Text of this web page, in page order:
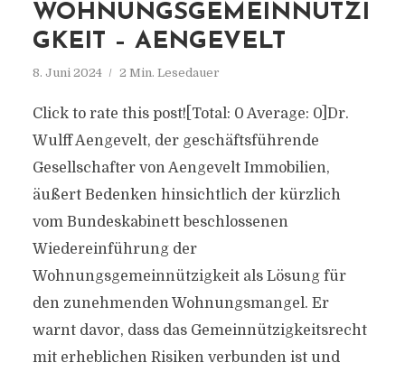
WOHNUNGSGEMEINNÜTZI
GKEIT – AENGEVELT
8. Juni 2024 2 Min. Lesedauer
Click to rate this post![Total: 0 Average: 0]Dr.
Wulff Aengevelt, der geschäftsführende
Gesellschafter von Aengevelt Immobilien,
äußert Bedenken hinsichtlich der kürzlich
vom Bundeskabinett beschlossenen
Wiedereinführung der
Wohnungsgemeinnützigkeit als Lösung für
den zunehmenden Wohnungsmangel. Er
warnt davor, dass das Gemeinnützigkeitsrecht
mit erheblichen Risiken verbunden ist und